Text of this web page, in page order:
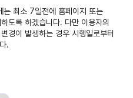
는 최소 7일전에 홈페이지 또는
도록 하겠습니다. 다만 이용자의
경이 발생하는 경우 시행일로부터
.